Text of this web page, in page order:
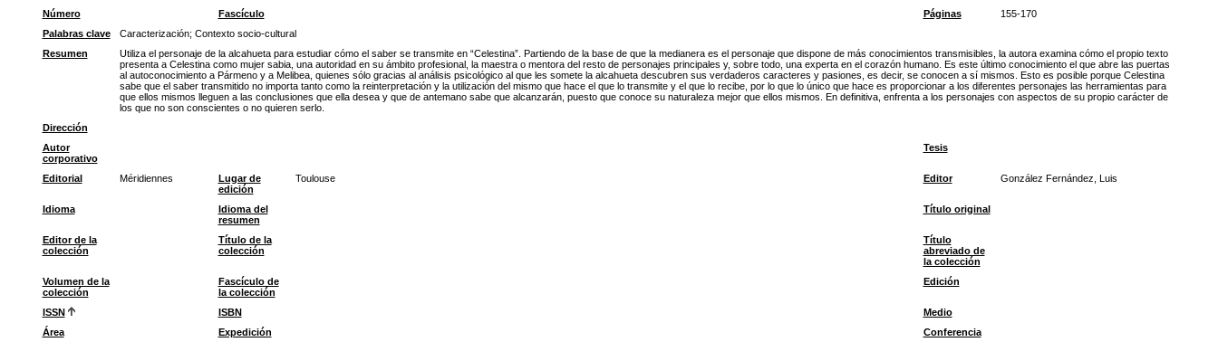
Número
Fascículo Páginas
155-170
Palabras clave
Caracterización; Contexto socio-cultural
Resumen
Utiliza el personaje de la alcahueta para estudiar cómo el saber se transmite en “Celestina”. Partiendo de la base de que la medianera es el personaje que dispone de más conocimientos transmisibles, la autora examina cómo el propio texto
presenta a Celestina como mujer sabia, una autoridad en su ámbito profesional, la maestra o mentora del resto de personajes principales y, sobre todo, una experta en el corazón humano. Es este último conocimiento el que abre las puertas
al autoconocimiento a Pármeno y a Melibea, quienes sólo gracias al análisis psicológico al que les somete la alcahueta descubren sus verdaderos caracteres y pasiones, es decir, se conocen a sí mismos. Esto es posible porque Celestina
sabe que el saber transmitido no importa tanto como la reinterpretación y la utilización del mismo que hace el que lo transmite y el que lo recibe, por lo que lo único que hace es proporcionar a los diferentes personajes las herramientas para
que ellos mismos lleguen a las conclusiones que ella desea y que de antemano sabe que alcanzarán, puesto que conoce su naturaleza mejor que ellos mismos. En definitiva, enfrenta a los personajes con aspectos de su propio carácter de
los que no son conscientes o no quieren serlo.
Dirección
Autor
corporativo
Tesis
Editorial Méridiennes
Lugar de
edición
Toulouse Editor González Fernández, Luis
Idioma
Idioma del
resumen
Título original
Editor de la
colección
Título de la
colección
Título
abreviado de
la colección
Volumen de la
colección
Fascículo de
la colección
Edición
ISSN ISBN
Medio
Área
Expedición
Conferencia